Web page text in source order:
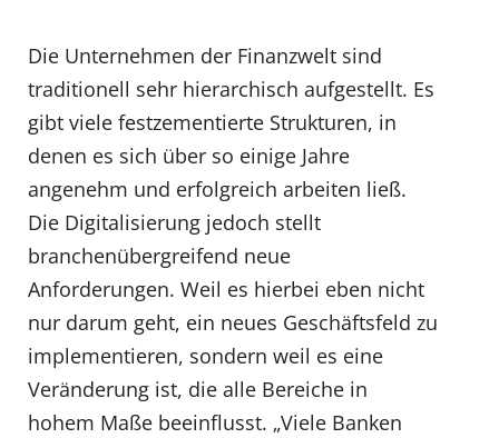
Die Unternehmen der Finanzwelt sind
traditionell sehr hierarchisch aufgestellt. Es
gibt viele festzementierte Strukturen, in
denen es sich über so einige Jahre
angenehm und erfolgreich arbeiten ließ.
Die Digitalisierung jedoch stellt
branchenübergreifend neue
Anforderungen. Weil es hierbei eben nicht
nur darum geht, ein neues Geschäftsfeld zu
implementieren, sondern weil es eine
Veränderung ist, die alle Bereiche in
hohem Maße beeinflusst. „Viele Banken